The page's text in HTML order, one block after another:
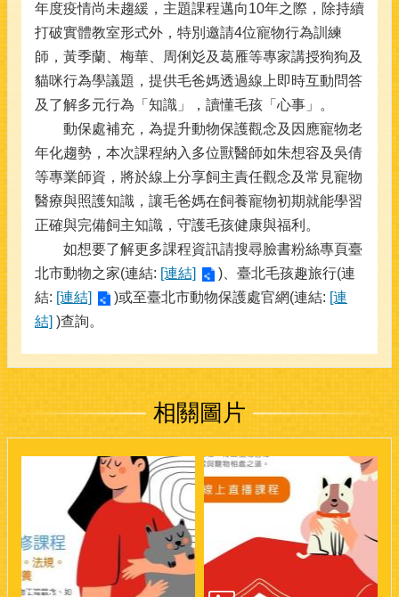
年度疫情尚未趨緩，主題課程邁向10年之際，除持續
打破實體教室形式外，特別邀請4位寵物行為訓練
師，黃季蘭、梅華、周俐彣及葛雁等專家講授狗狗及
貓咪行為學議題，提供毛爸媽透過線上即時互動問答
及了解多元行為「知識」，讀懂毛孩「心事」。
動保處補充，為提升動物保護觀念及因應寵物老
年化趨勢，本次課程納入多位獸醫師如朱想容及吳倩
等專業師資，將於線上分享飼主責任觀念及常見寵物
醫療與照護知識，讓毛爸媽在飼養寵物初期就能學習
正確與完備飼主知識，守護毛孩健康與福利。
如想要了解更多課程資訊請搜尋臉書粉絲專頁臺
北市動物之家(連結: [連結]
)、臺北毛孩趣旅行(連
結: [連結] )或至臺北市動物保護處官網(連結: [連
結] )查詢。
相關圖片